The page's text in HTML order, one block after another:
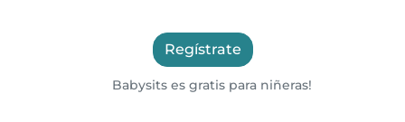
Regístrate
Babysits es gratis para niñeras!